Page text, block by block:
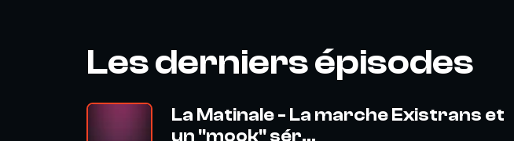
Les derniers épisodes
La Matinale - La marche Existrans et
un "mook" sér...